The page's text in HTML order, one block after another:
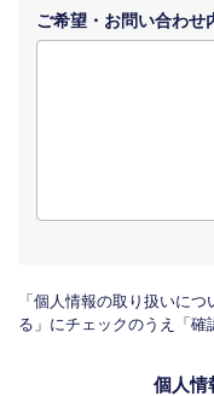
ご希望・ お問い合わせ
「個人情報の取り扱いに
る」にチェックのうえ「確
個人情